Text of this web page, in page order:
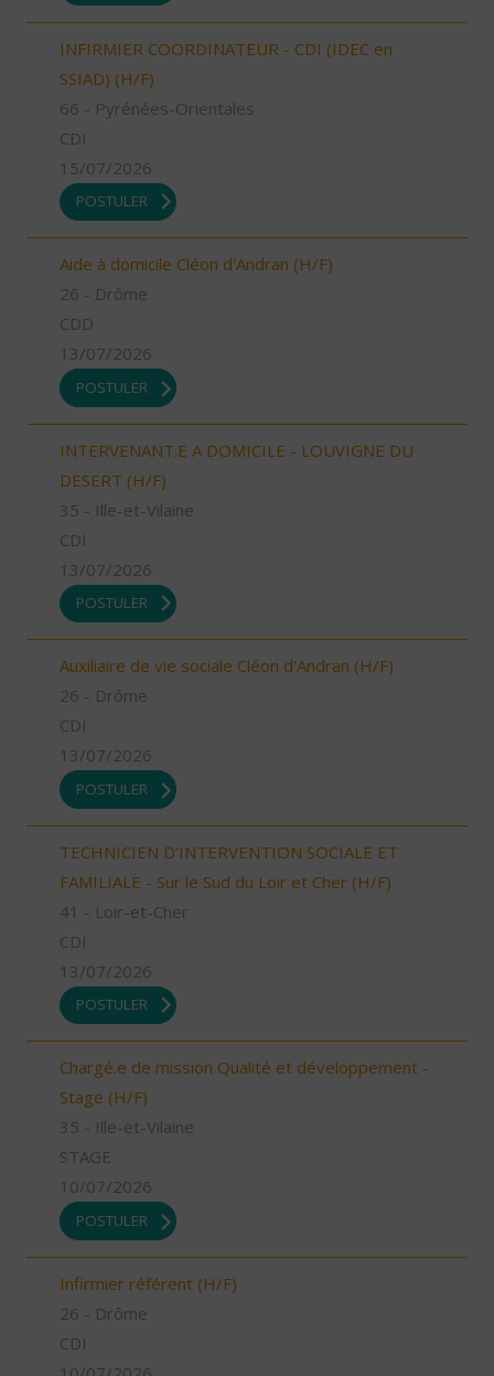
INFIRMIER COORDINATEUR - CDI (IDEC en
SSIAD) (H/F)
66 - Pyrénées-Orientales
CDI
15/07/2026
POSTULER
Aide à domicile Cléon d'Andran (H/F)
26 - Drôme
CDD
13/07/2026
POSTULER
INTERVENANT.E A DOMICILE - LOUVIGNE DU
DESERT (H/F)
35 - Ille-et-Vilaine
CDI
13/07/2026
POSTULER
Auxiliaire de vie sociale Cléon d'Andran (H/F)
26 - Drôme
CDI
13/07/2026
POSTULER
TECHNICIEN D’INTERVENTION SOCIALE ET
FAMILIALE - Sur le Sud du Loir et Cher (H/F)
41 - Loir-et-Cher
CDI
13/07/2026
POSTULER
Chargé.e de mission Qualité et développement -
Stage (H/F)
35 - Ille-et-Vilaine
STAGE
10/07/2026
POSTULER
Infirmier référent (H/F)
26 - Drôme
CDI